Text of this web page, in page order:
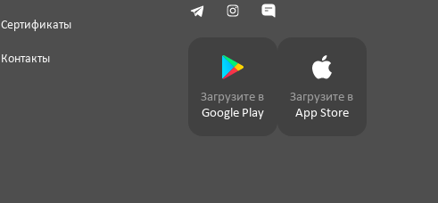
Сертификаты
Контакты
Загрузите в
Google Play
Загрузите в
App Store